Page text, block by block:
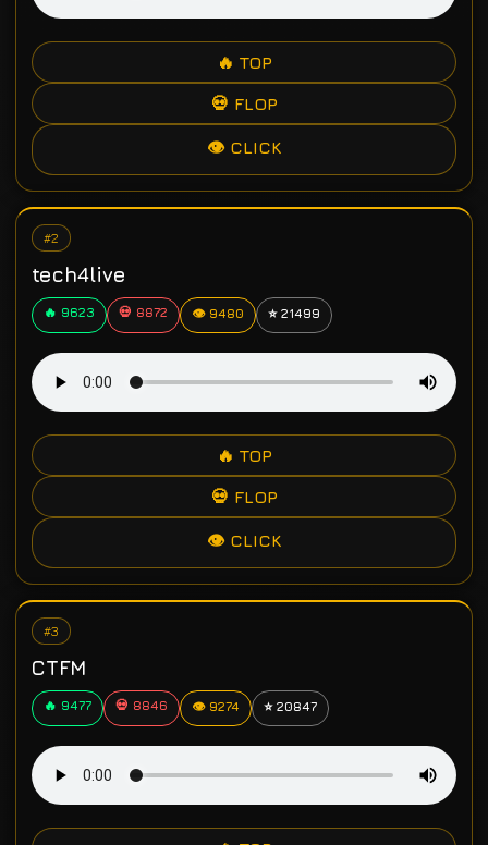
🔥 TOP
💀 FLOP
👁 CLICK
#2
tech4live
🔥 9623 💀 8872 👁 9480 ⭐ 21499
🔥 TOP
💀 FLOP
👁 CLICK
#3
CTFM
🔥 9477 💀 8846 👁 9274 ⭐ 20847